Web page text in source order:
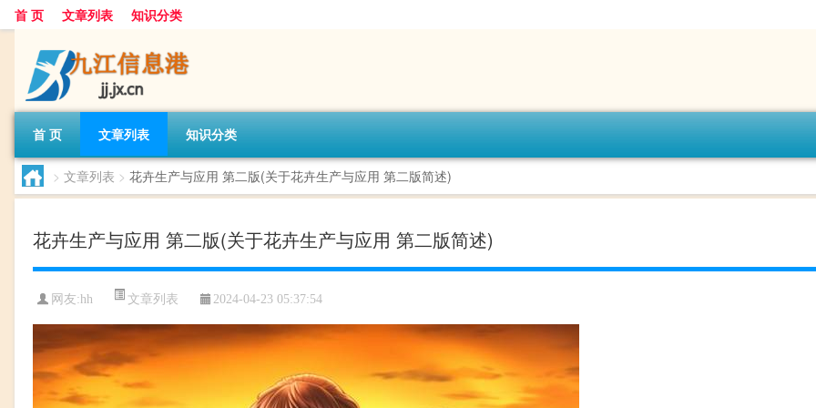
首 页 文章列表 知识分类
首 页 文章列表 知识分类
> 文章列表 > 花卉生产与应用 第二版(关于花卉生产与应用 第二版简述)
花卉生产与应用 第二版(关于花卉生产与应用 第二版简述)
网友:hh 文章列表 2024-04-23 05:37:54